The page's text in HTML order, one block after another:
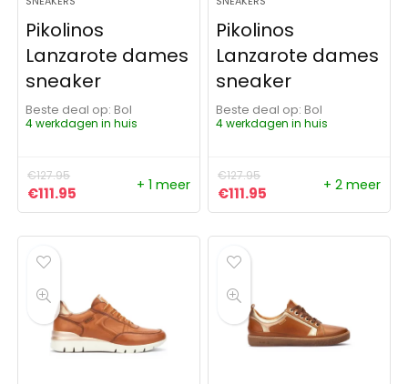
Pikolinos
Lanzarote dames
sneaker
Beste deal op:
Bol
4 werkdagen in huis
€127.95
Oorspronkelijke prijs was: €127.95.
€111.95 Huidige prijs is: €111.95.
+ 1 meer
Pikolinos
Lanzarote dames
sneaker
Beste deal op:
Bol
4 werkdagen in huis
€127.95
Oorspronkelijke prijs was:
€111.95 Huidige prijs is:
+ 2 meer